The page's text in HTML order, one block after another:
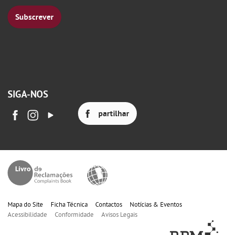
Subscrever
SIGA-NOS
partilhar
Mapa do Site Ficha Técnica Contactos
Notícias & Eventos
Acessibilidade
Conformidade Avisos Legais